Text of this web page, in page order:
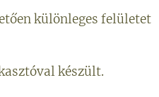
különleges felületet
készült.